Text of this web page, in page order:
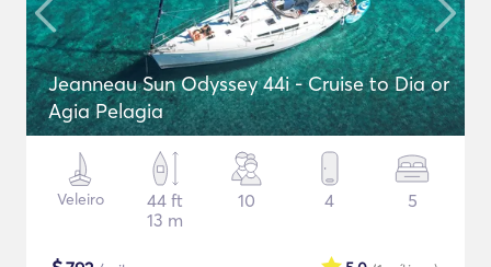
Jeanneau Sun Odyssey 44i - Cruise to Dia or
Agia Pelagia
Veleiro
44 ft
13 m
10 4 5